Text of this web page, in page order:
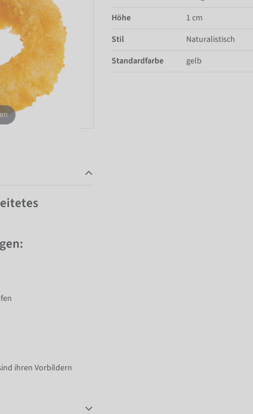
Höhe
1 cm
Stil
Naturalistisch
Standardfarbe
gelb
ihren Vorbildern